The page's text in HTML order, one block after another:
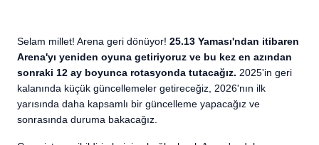
Selam millet! Arena geri dönüyor! 25.13 Yaması'ndan itibaren
Arena'yı yeniden oyuna getiriyoruz ve bu kez en azından
sonraki 12 ay boyunca rotasyonda tutacağız. 2025'in geri
kalanında küçük güncellemeler getireceğiz, 2026'nın ilk
yarısında daha kapsamlı bir güncelleme yapacağız ve
sonrasında duruma bakacağız.